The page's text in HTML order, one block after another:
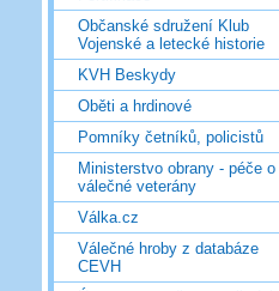
Občanské sdružení Klub
Vojenské a letecké historie
KVH Beskydy
Oběti a hrdinové
Pomníky četníků, policistů
Ministerstvo obrany - péče o
válečné veterány
Válka.cz
Válečné hroby z databáze
CEVH